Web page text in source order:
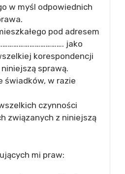
w myśl odpowiednich
pod adresem
jako
korespondencji
sprawą.
świadków, w razie
czynności
związanych z niniejszą
mi praw: